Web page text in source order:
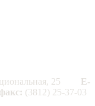
25
E-
(3812) 25-37-03